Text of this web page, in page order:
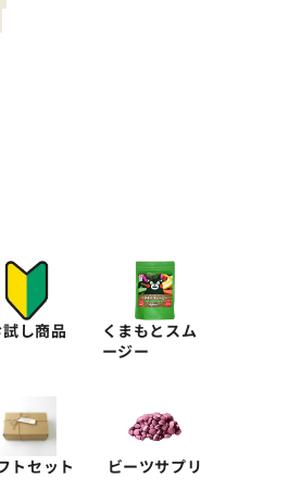
し商品
くまもとスム
ージー
トセット ビーツサプリ